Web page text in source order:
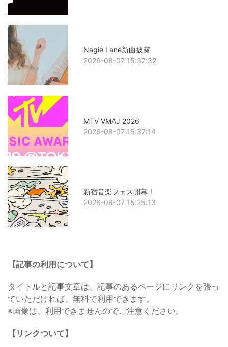
Nagie Lane新曲披露
2026-08-07 15:37:32
MTV VMAJ 2026
2026-08-07 15:37:14
新宿音楽フェス開幕！
2026-08-07 15:25:13
【記事の利用について】
タイトルと記事文章は、記事のあるページにリンクを張っ
ていただければ、無料で利用できます。
※画像は、利用できませんのでご注意ください。
【リンクついて】